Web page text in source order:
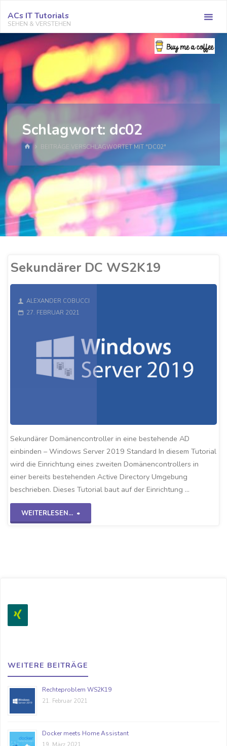
Inhalt
springen
ACs IT Tutorials
SEHEN & VERSTEHEN
Schlagwort: dc02
STARTBEITRÄGE VERSCHLAGWORTET MIT "DC02"
Sekundärer DC WS2K19
ALEXANDER COBUCCI
27. FEBRUAR 2021
Sekundärer Domänencontroller in eine bestehende AD
einbinden – Windows Server 2019 Standard In diesem Tutorial
wird die Einrichtung eines zweiten Domänencontrollers in
einer bereits bestehenden Active Directory Umgebung
beschrieben. Dieses Tutorial baut auf der Einrichtung …
WEITERLESEN...
"Sekundärer
WEITERE BEITRÄGE
Rechteproblem WS2K19
21. Februar 2021
Docker meets Home Assistant